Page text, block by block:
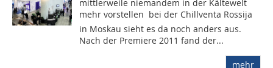
mittlerweile niemandem in der Kältewelt
mehr vorstellen  bei der Chillventa Rossija
in Moskau sieht es da noch anders aus.
Nach der Premiere 2011 fand der...
mehr